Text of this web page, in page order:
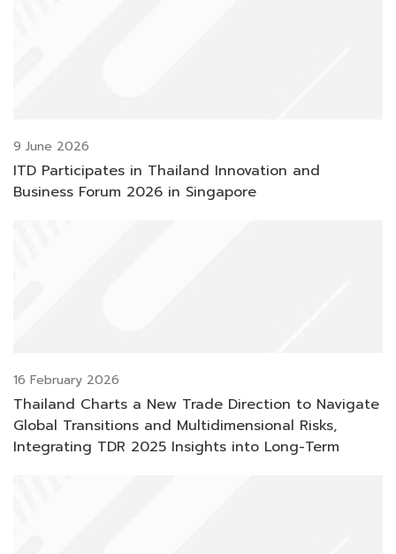
9 June 2026
ITD Participates in Thailand Innovation and
Business Forum 2026 in Singapore
16 February 2026
Thailand Charts a New Trade Direction to Navigate
Global Transitions and Multidimensional Risks,
Integrating TDR 2025 Insights into Long-Term